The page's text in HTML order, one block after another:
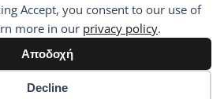
Accept, you consent to our use of
more in our privacy policy.
Αποδοχή
Decline
ΠΡΑΤΗΡΙΟΥΧΩΝ ΕΜΠΟΡΩΝ ΚΑΥΣΙΜΩΝ
byAvatar